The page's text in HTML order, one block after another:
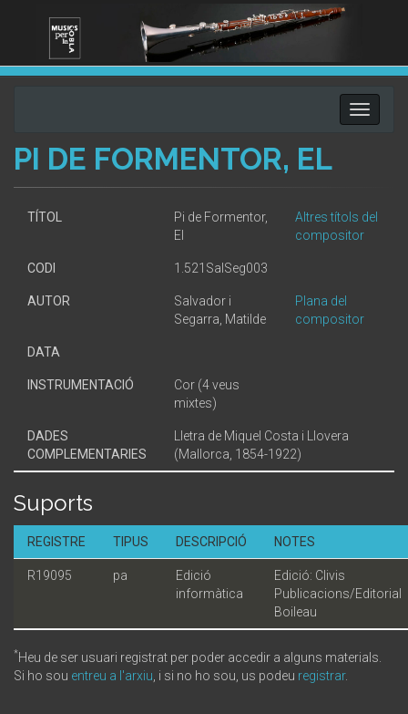
Toggle
PI DE FORMENTOR, EL
TÍTOL
Pi de Formentor,
El
Altres títols del
compositor
CODI 1.521SalSeg003
AUTOR
Salvador i
Segarra, Matilde
Plana del
compositor
DATA
INSTRUMENTACIÓ
Cor (4 veus
mixtes)
DADES
COMPLEMENTARIES
Lletra de Miquel Costa i Llovera
(Mallorca, 1854-1922)
Suports
REGISTRE TIPUS DESCRIPCIÓ NOTES
R19095 pa
Edició
informàtica
Edició: Clivis
Publicacions/Editorial
Boileau
*Heu de ser usuari registrat per poder accedir a alguns materials.
Si ho sou entreu a l'arxiu , i si no ho sou, us podeu registrar.